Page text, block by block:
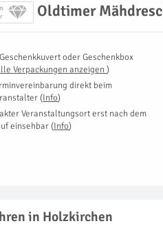
Oldtimer
Geschenkkuvert oder Geschenkbox
Verpackungen anzeigen )
direkt beim
(Info)
Veranstaltungsort erst nach dem
einsehbar (Info)
in Holzkirchen